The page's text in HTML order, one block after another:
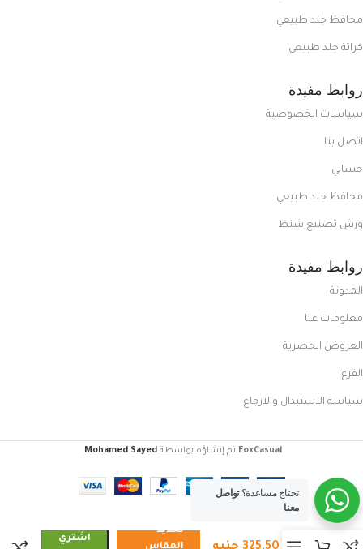
محافظ جلد طبيعي
كراتة جلد طبيعي
روابط مفيدة
سياسات الخصوصية
اتصل بنا
حسابي
محافظ جلد طبيعي
ورش تصنيع شنط
روابط مفيدة
المدونة
معلومات عنا
العروض الحصرية
الفرع
سياسة الاستبدال والارجاع
FoxCasual تم إنشاؤه بواسطةMohamed Sayed
.
جوردن
تحديد
اشتري
تحتاج مساعدة؟تواصل
معنا